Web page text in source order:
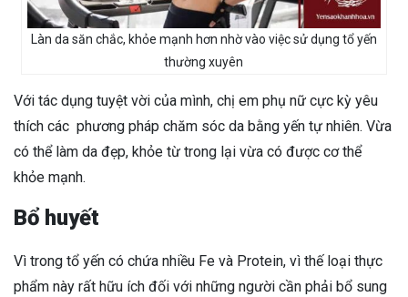
Làn da săn chắc, khỏe mạnh hơn nhờ vào việc sử dụng tổ yến
thường xuyên
Với tác dụng tuyệt vời của mình, chị em phụ nữ cực kỳ yêu
thích các phương pháp chăm sóc da bằng yến tự nhiên. Vừa
có thể làm da đẹp, khỏe từ trong lại vừa có được cơ thể
khỏe mạnh.
Bổ huyết
Vì trong tổ yến có chứa nhiều Fe và Protein, vì thế loại thực
phẩm này rất hữu ích đối với những người cần phải bổ sung